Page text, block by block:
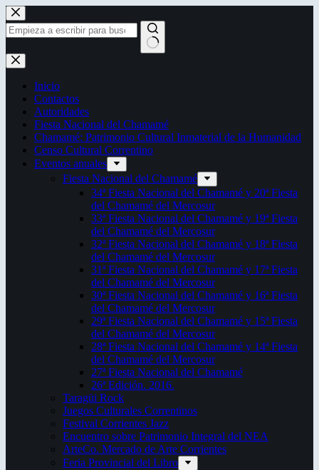
Saltar
al
contenido
Sin
resultados
Inicio
Contactos
Autoridades
Fiesta Nacional del Chamamé
Chamamé: Patrimonio Cultural Inmaterial de la Humanidad
Censo Cultural Correntino
Eventos anuales
Fiesta Nacional del Chamamé
34ª Fiesta Nacional del Chamamé y 20ª Fiesta
del Chamamé del Mercosur
33ª Fiesta Nacional del Chamamé y 19ª Fiesta
del Chamamé del Mercosur
32ª Fiesta Nacional del Chamamé y 18ª Fiesta
del Chamamé del Mercosur
31ª Fiesta Nacional del Chamamé y 17ª Fiesta
del Chamamé del Mercosur
30ª Fiesta Nacional del Chamamé y 16ª Fiesta
del Chamamé del Mercosur
29ª Fiesta Nacional del Chamamé y 15ª Fiesta
del Chamamé del Mercosur
28ª Fiesta Nacional del Chamamé y 14ª Fiesta
del Chamamé del Mercosur
27ª Fiesta Nacional del Chamamé
26ª Edición. 2016.
Taragüi Rock
Juegos Culturales Correntinos
Festival Corrientes Jazz
Encuentro sobre Patrimonio Integral del NEA
ArteCo. Mercado de Arte Corrientes
Feria Provincial del Libro